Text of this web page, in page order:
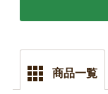
商品一覧